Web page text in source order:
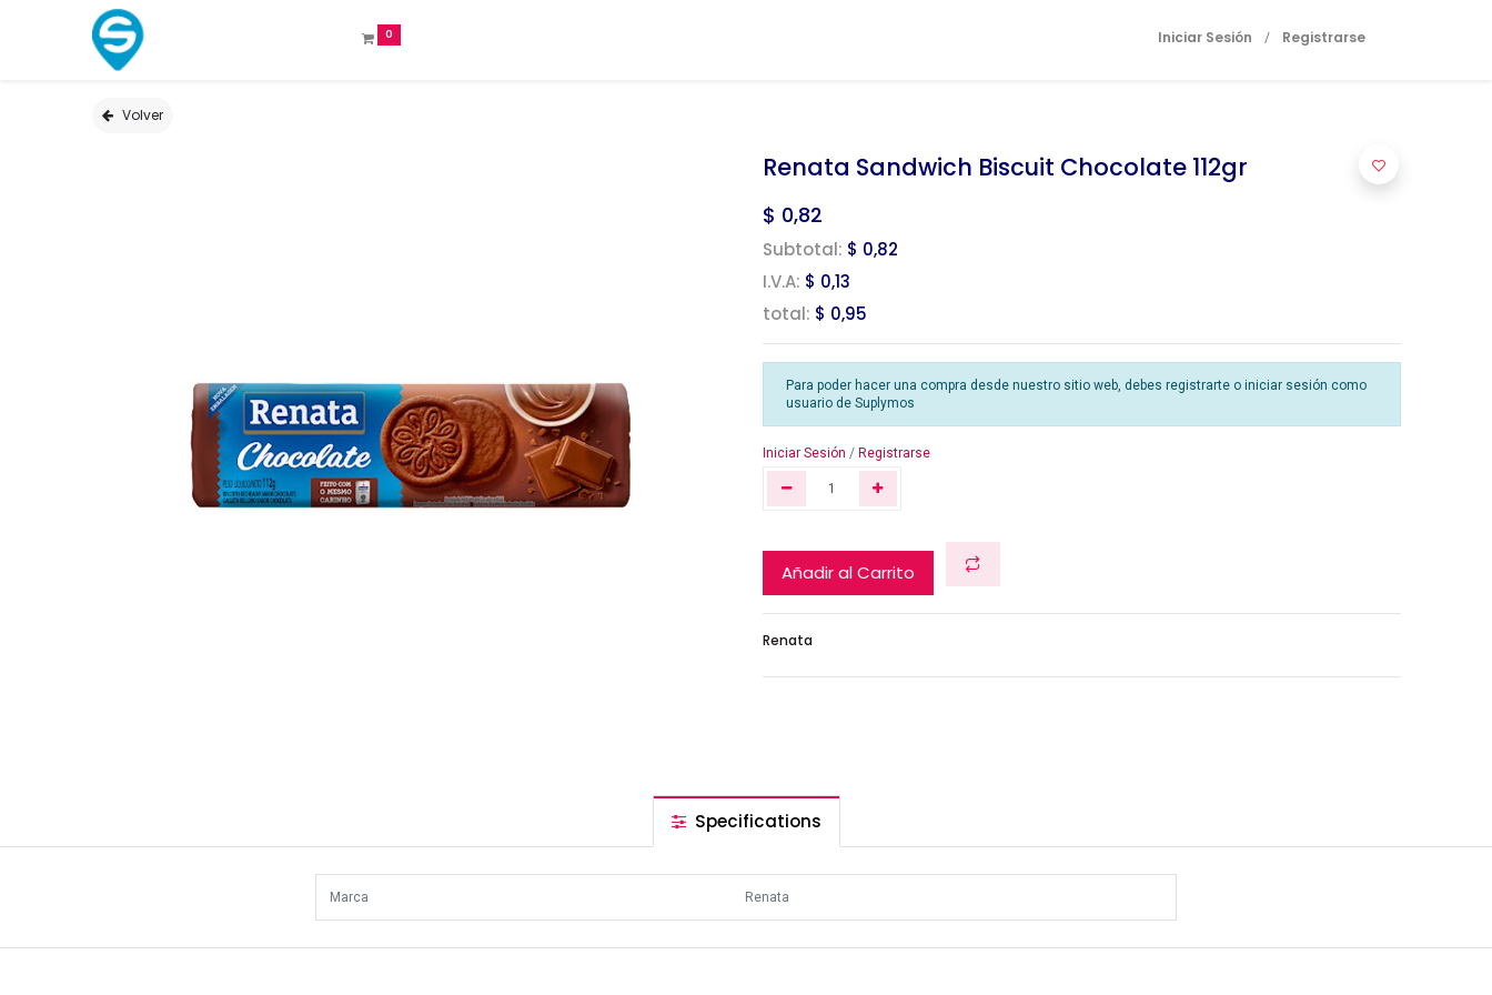
0 Iniciar Sesión / Registrarse
Volver
Renata Sandwich Biscuit Chocolate 112gr
$ 0,82
Subtotal: $ 0,82
I.V.A: $ 0,13
total: $ 0,95
Para poder hacer una compra desde nuestro sitio web, debes registrarte o iniciar sesión como
usuario de Suplymos
Iniciar Sesión / Registrarse
Añadir al Carrito
Renata
Specifications
Marca Renata